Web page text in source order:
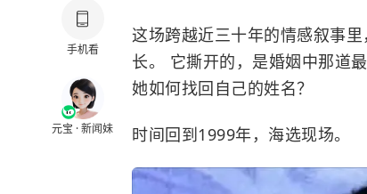
手机看
元宝 · 新闻妹
这场跨越近三十年的情感叙事
长。 它撕开的，是婚姻中那道
她如何找回自己的姓名？
时间回到1999年，海选现场。